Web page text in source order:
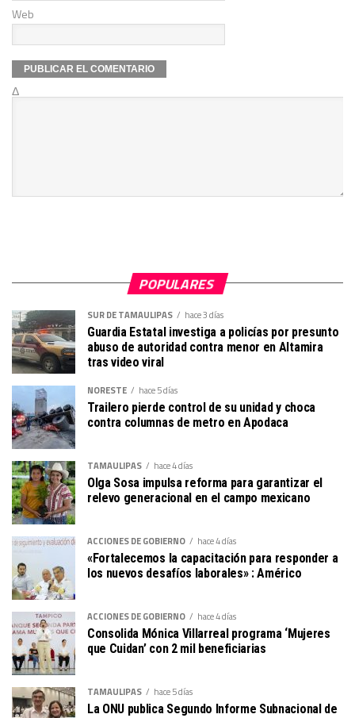
Web
Δ
POPULARES
SUR DE TAMAULIPAS hace 3 días
Guardia Estatal investiga a policías por presunto
abuso de autoridad contra menor en Altamira
tras video viral
NORESTE hace 5 días
Trailero pierde control de su unidad y choca
contra columnas de metro en Apodaca
TAMAULIPAS hace 4 días
Olga Sosa impulsa reforma para garantizar el
relevo generacional en el campo mexicano
ACCIONES DE GOBIERNO hace 4 días
«Fortalecemos la capacitación para responder a
los nuevos desafíos laborales» : Américo
ACCIONES DE GOBIERNO hace 4 días
Consolida Mónica Villarreal programa ‘Mujeres
que Cuidan’ con 2 mil beneficiarias
TAMAULIPAS hace 5 días
La ONU publica Segundo Informe Subnacional de